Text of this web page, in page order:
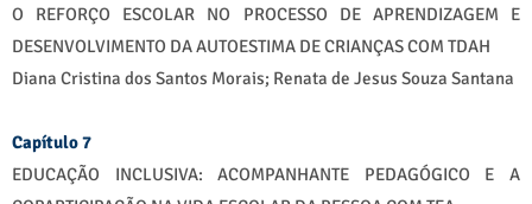
O REFORÇO ESCOLAR NO PROCESSO DE APRENDIZAGEM E
DESENVOLVIMENTO DA AUTOESTIMA DE CRIANÇAS COM TDAH
Diana Cristina dos Santos Morais; Renata de Jesus Souza Santana
Capítulo 7
EDUCAÇÃO INCLUSIVA: ACOMPANHANTE PEDAGÓGICO E A